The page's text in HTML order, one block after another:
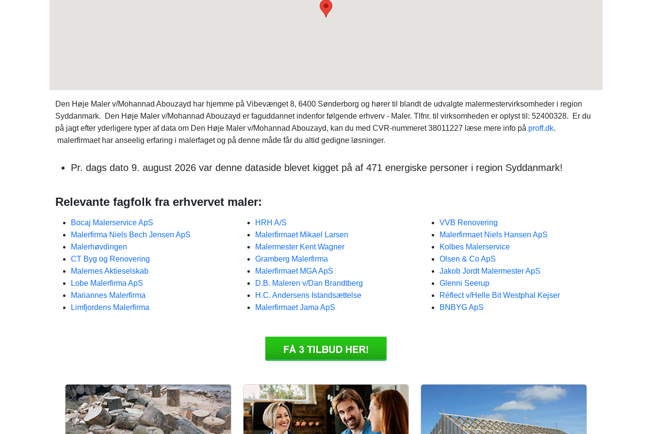
Den Høje Maler v/Mohannad Abouzayd har hjemme på Vibevænget 8, 6400 Sønderborg og hører til blandt de udvalgte malermestervirksomheder i region
Syddanmark. Den Høje Maler v/Mohannad Abouzayd er faguddannet indenfor følgende erhverv - Maler. Tlfnr. til virksomheden er oplyst til: 52400328. Er du
på jagt efter yderligere typer af data om Den Høje Maler v/Mohannad Abouzayd, kan du med CVR-nummeret 38011227 læse mere info på proff.dk.
malerfirmaet har anseelig erfaring i malerfaget og på denne måde får du altid gedigne løsninger.
Pr. dags dato 9. august 2026 var denne dataside blevet kigget på af 471 energiske personer i region Syddanmark!
Relevante fagfolk fra erhvervet maler:
Bocaj Malerservice ApS
Malerfirma Niels Bech Jensen ApS
Malerhøvdingen
CT Byg og Renovering
Malernes Aktieselskab
Lobe Malerfirma ApS
Mariannes Malerfirma
Limfjordens Malerfirma
HRH A/S
Malerfirmaet Mikael Larsen
Malermester Kent Wagner
Gramberg Malerfirma
Malerfirmaet MGA ApS
D.B. Maleren v/Dan Brandtberg
H.C. Andersens Istandsættelse
Malerfirmaet Jama ApS
VVB Renovering
Malerfirmaet Niels Hansen ApS
Kolbes Malerservice
Olsen & Co ApS
Jakob Jordt Malermester ApS
Glenni Seerup
Réflect v/Helle Bit Westphal Kejser
BNBYG ApS